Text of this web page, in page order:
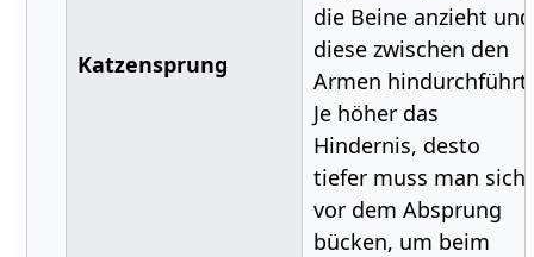
Katzensprung
die Beine anzieht und
diese zwischen den
Armen hindurchführt.
Je höher das
Hindernis, desto
tiefer muss man sich
vor dem Absprung
bücken, um beim